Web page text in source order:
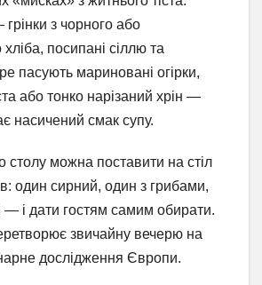
з чорного або
посипані сіллю та
пасують мариновані огірки,
або тонко нарізаний хрін —
насичений смак супу.
столу можна поставити на стіл
один сирний, один з грибами,
— і дати гостям самим обирати.
звичайну вечерю на
дослідження Європи.